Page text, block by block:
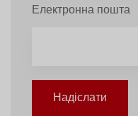
Електронна пошта
Надіслати